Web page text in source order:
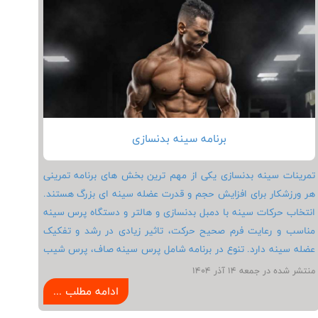
که به سلامت بلند مدت، فرم بدنی ماندگار و پیشرفت واقعی در
ورزش بدنسازی اهمیت می دهند.
برنامه سینه بدنسازی
تمرینات سینه بدنسازی یکی از مهم ترین بخش های برنامه تمرینی
هر ورزشکار برای افزایش حجم و قدرت عضله سینه ای بزرگ هستند.
انتخاب حرکات سینه با دمبل بدنسازی و هالتر و دستگاه پرس سینه
مناسب و رعایت فرم صحیح حرکت، تاثیر زیادی در رشد و تفکیک
عضله سینه دارد. تنوع در برنامه شامل پرس سینه صاف، پرس شیب
مثبت و فلای دمبل و هالتر باعث فعال شدن تمام بخش های عضله
سینه می شود. استراحت کافی بین ست ها و تغذیه مناسب با
پروتئین و کربوهیدرات به ریکاوری و رشد عضله سینه ای بزرگ کمک
منتشر شده در جمعه 14 آذر 1404
ادامه مطلب ...